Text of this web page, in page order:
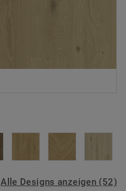
Alle Designs anzeigen (52)